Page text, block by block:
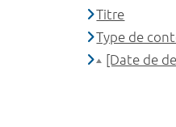
Titre
Type de
[Date de